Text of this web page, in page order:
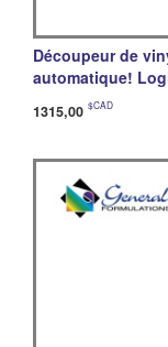
Découpeur de
automatique!
1315,00 $CAD